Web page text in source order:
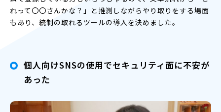
れって〇〇さんかな？」と推測しながらやり取りをする場面
もあり、統制の取れるツールの導入を決めました。
個人向けSNSの使用でセキュリティ面に不安が
あった